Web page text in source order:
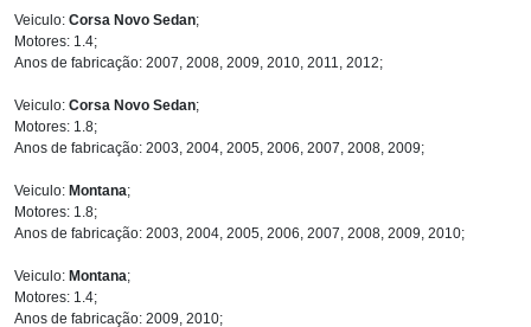
Veiculo: Corsa Novo Sedan;
Motores: 1.4;
Anos de fabricação: 2007, 2008, 2009, 2010, 2011, 2012;
Veiculo: Corsa Novo Sedan;
Motores: 1.8;
Anos de fabricação: 2003, 2004, 2005, 2006, 2007, 2008, 2009;
Veiculo: Montana;
Motores: 1.8;
Anos de fabricação: 2003, 2004, 2005, 2006, 2007, 2008, 2009, 2010;
Veiculo: Montana;
Motores: 1.4;
Anos de fabricação: 2009, 2010;